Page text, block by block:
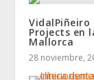
Projects en
Mallorca
28 noviembre,